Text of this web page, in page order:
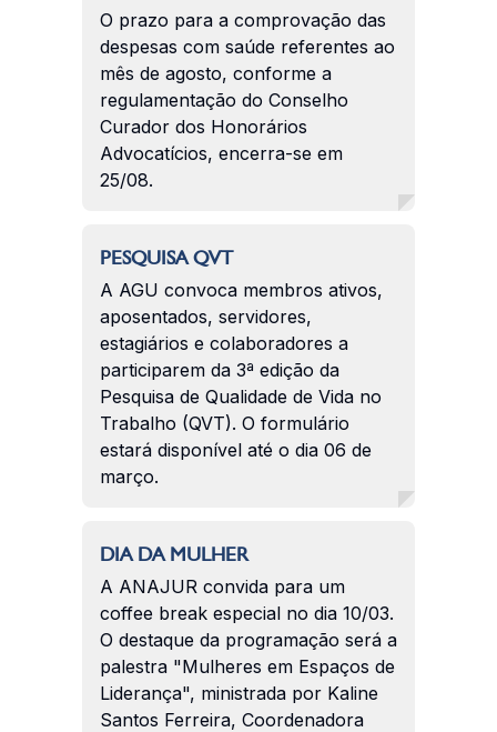
O prazo para a comprovação das
despesas com saúde referentes ao
mês de agosto, conforme a
regulamentação do Conselho
Curador dos Honorários
Advocatícios, encerra-se em
25/08.
PESQUISA QVT
A AGU convoca membros ativos,
aposentados, servidores,
estagiários e colaboradores a
participarem da 3ª edição da
Pesquisa de Qualidade de Vida no
Trabalho (QVT). O formulário
estará disponível até o dia 06 de
março.
DIA DA MULHER
A ANAJUR convida para um
coffee break especial no dia 10/03.
O destaque da programação será a
palestra "Mulheres em Espaços de
Liderança", ministrada por Kaline
Santos Ferreira, Coordenadora